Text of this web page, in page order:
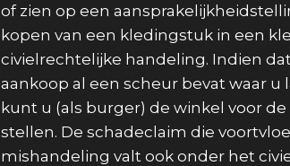
of zien op een
kopen van een kledingstuk in een
civielrechtelijke handeling. Indien
aankoop al een scheur bevat waar
kunt u (als burger) de winkel voor
stellen. De schadeclaim die
mishandeling valt ook onder het